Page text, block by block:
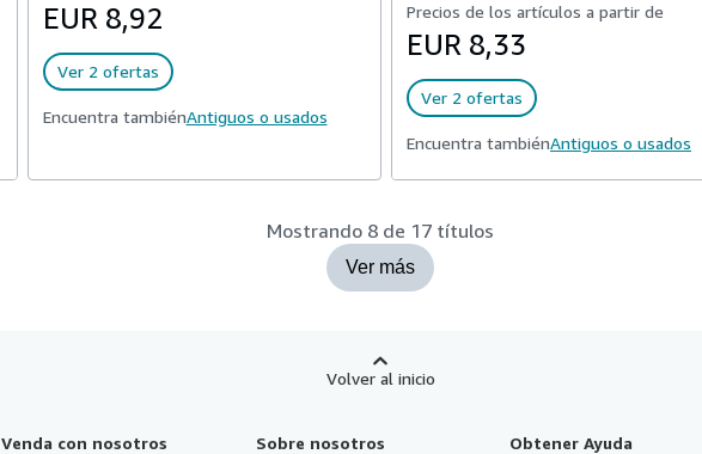
EUR 8,92
Ver 2 ofertas
Encuentra tambiénAntiguos o usados
Precios de los artículos a partir de
EUR 8,33
Ver 2 ofertas
Encuentra tambiénAntiguos o usados
Mostrando 8 de 17 títulos
Ver más
Volver al inicio
Venda con nosotros Sobre nosotros Obtener Ayuda